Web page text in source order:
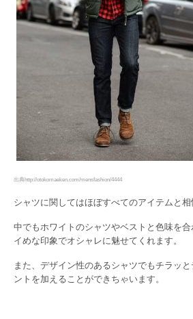
出典http://otokomaeken.com/mensfashion/4444
シャツに関してはほぼすべてのアイテムと
中でもホワイトのシャツやベストと色味を
イめな印象でオシャレに魅せてくれます。
また、デザイン性のあるシャツでもチラッ
ントを加えることができちゃいます。